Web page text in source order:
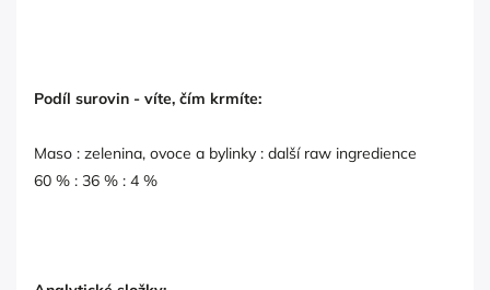
Podíl surovin - víte, čím krmíte:
Maso : zelenina, ovoce a bylinky : další raw ingredience
60 % : 36 % : 4 %